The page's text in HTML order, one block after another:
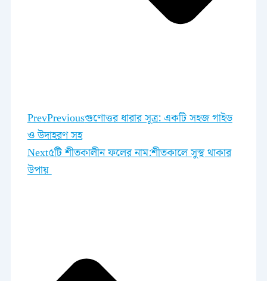
PrevPreviousগুণোত্তর ধারার সূত্র: একটি সহজ গাইড
ও উদাহরণ সহ
Next৫টি শীতকালীন ফলের নাম:শীতকালে সুস্থ থাকার
উপায়